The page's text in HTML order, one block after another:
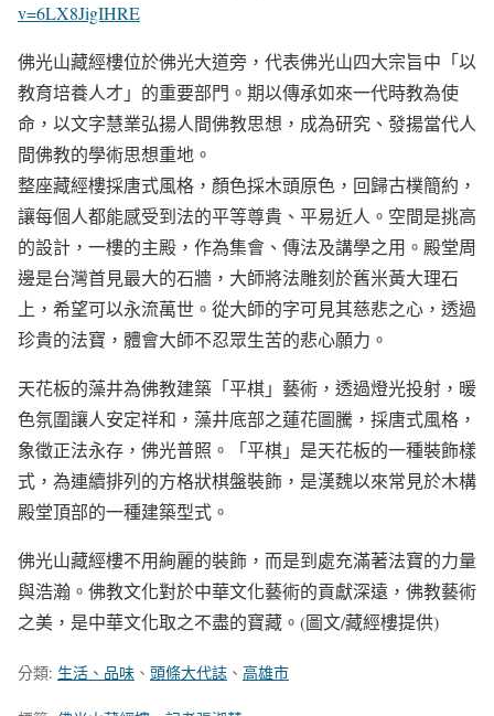
v=6LX8JigIHRE
佛光山藏經樓位於佛光大道旁，代表佛光山四大宗旨中「以
教育培養人才」的重要部門。期以傳承如來一代時教為使
命，以文字慧業弘揚人間佛教思想，成為研究、發揚當代人
間佛教的學術思想重地。
整座藏經樓採唐式風格，顏色採木頭原色，回歸古樸簡約，
讓每個人都能感受到法的平等尊貴、平易近人。空間是挑高
的設計，一樓的主殿，作為集會、傳法及講學之用。殿堂周
邊是台灣首見最大的石牆，大師將法雕刻於舊米黃大理石
上，希望可以永流萬世。從大師的字可見其慈悲之心，透過
珍貴的法寶，體會大師不忍眾生苦的悲心願力。
天花板的藻井為佛教建築「平棋」藝術，透過燈光投射，暖
色氛圍讓人安定祥和，藻井底部之蓮花圖騰，採唐式風格，
象徵正法永存，佛光普照。「平棋」是天花板的一種裝飾樣
式，為連續排列的方格狀棋盤裝飾，是漢魏以來常見於木構
殿堂頂部的一種建築型式。
佛光山藏經樓不用絢麗的裝飾，而是到處充滿著法寶的力量
與浩瀚。佛教文化對於中華文化藝術的貢獻深遠，佛教藝術
之美，是中華文化取之不盡的寶藏。(圖文/藏經樓提供)
分類: 生活、品味 、 頭條大代誌 、 高雄市